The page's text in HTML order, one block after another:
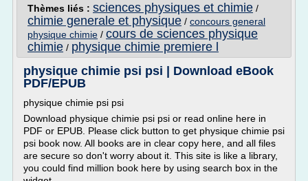
Thèmes liés : sciences physiques et chimie /
chimie generale et physique / concours general
physique chimie / cours de sciences physique
chimie / physique chimie premiere l
physique chimie psi psi | Download eBook
PDF/EPUB
physique chimie psi psi
Download physique chimie psi psi or read online here in
PDF or EPUB. Please click button to get physique chimie psi
psi book now. All books are in clear copy here, and all files
are secure so don't worry about it. This site is like a library,
you could find million book here by using search box in the